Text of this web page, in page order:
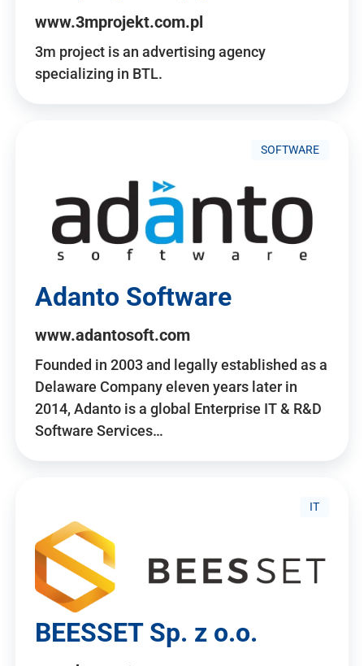
www.3mprojekt.com.pl
3m project is an advertising agency
specializing in BTL.
SOFTWARE
Adanto Software
www.adantosoft.com
Founded in 2003 and legally established as a
Delaware Company eleven years later in
2014, Adanto is a global Enterprise IT & R&D
Software Services…
IT
BEESSET Sp. z o.o.